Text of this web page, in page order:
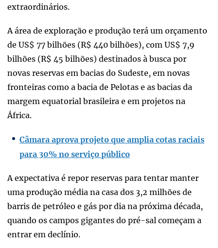
extraordinários.
A área de exploração e produção terá um orçamento
de US$ 77 bilhões (R$ 440 bilhões), com US$ 7,9
bilhões (R$ 45 bilhões) destinados à busca por
novas reservas em bacias do Sudeste, em novas
fronteiras como a bacia de Pelotas e as bacias da
margem equatorial brasileira e em projetos na
África.
Câmara aprova projeto que amplia cotas raciais
para 30% no serviço público
A expectativa é repor reservas para tentar manter
uma produção média na casa dos 3,2 milhões de
barris de petróleo e gás por dia na próxima década,
quando os campos gigantes do pré-sal começam a
entrar em declínio.